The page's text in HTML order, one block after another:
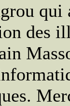
qui
des